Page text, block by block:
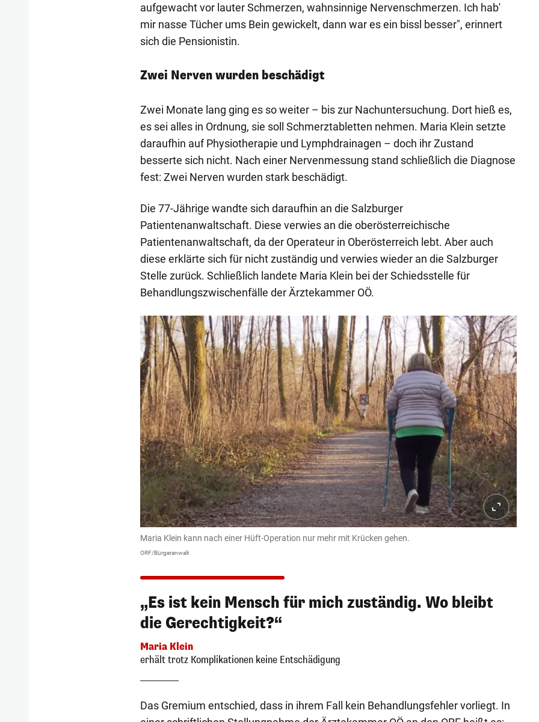
aufgewacht vor lauter Schmerzen, wahnsinnige Nervenschmerzen. Ich hab'
mir nasse Tücher ums Bein gewickelt, dann war es ein bissl besser", erinnert
sich die Pensionistin.
Zwei Nerven wurden beschädigt
Zwei Monate lang ging es so weiter – bis zur Nachuntersuchung. Dort hieß es,
es sei alles in Ordnung, sie soll Schmerztabletten nehmen. Maria Klein setzte
daraufhin auf Physiotherapie und Lymphdrainagen – doch ihr Zustand
besserte sich nicht. Nach einer Nervenmessung stand schließlich die Diagnose
fest: Zwei Nerven wurden stark beschädigt.
Die 77-Jährige wandte sich daraufhin an die Salzburger
Patientenanwaltschaft. Diese verwies an die oberösterreichische
Patientenanwaltschaft, da der Operateur in Oberösterreich lebt. Aber auch
diese erklärte sich für nicht zuständig und verwies wieder an die Salzburger
Stelle zurück. Schließlich landete Maria Klein bei der Schiedsstelle für
Behandlungszwischenfälle der Ärztekammer OÖ.
Maria Klein kann nach einer Hüft-Operation nur mehr mit Krücken gehen.
ORF/Bürgeranwalt
„Es ist kein Mensch für mich zuständig. Wo bleibt
die Gerechtigkeit?“
Maria Klein
erhält trotz Komplikationen keine Entschädigung
Das Gremium entschied, dass in ihrem Fall kein Behandlungsfehler vorliegt. In